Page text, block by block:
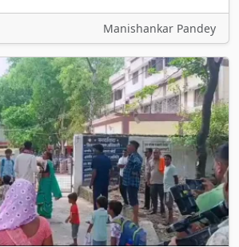
Manishankar Pandey